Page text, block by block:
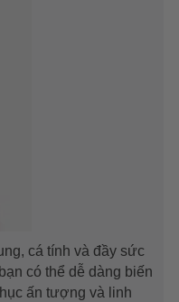
cá tính và đầy sức
có thể dễ dàng biến
ấn tượng và linh